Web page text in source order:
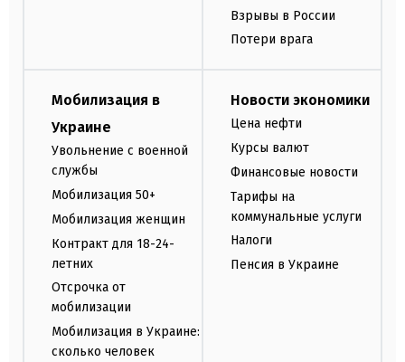
Взрывы в России
Потери врага
Мобилизация в
Украине
Увольнение с военной
службы
Мобилизация 50+
Мобилизация женщин
Контракт для 18-24-
летних
Отсрочка от
мобилизации
Мобилизация в Украине:
сколько человек
Новости экономики
Цена нефти
Курсы валют
Финансовые новости
Тарифы на
коммунальные услуги
Налоги
Пенсия в Украине